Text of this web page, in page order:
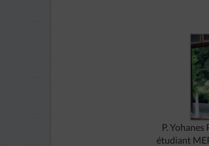
P.
étudiant